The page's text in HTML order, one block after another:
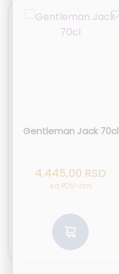
Gentleman Jack 70cl
4.445,00 RSD
sa PDV-om